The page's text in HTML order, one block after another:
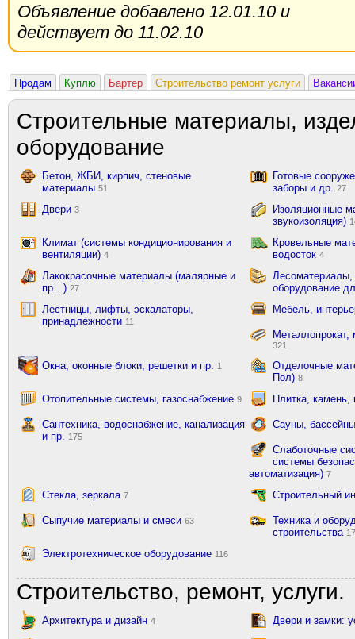
Объявление добавлено 12.01.10 и
действует до 11.02.10
Продам Куплю Бартер Строительство ремонт услуги
Строительные материалы,
оборудование
Бетон, ЖБИ, кирпич, стеновые
материалы 51
Готовые
заборы и др.
27
Двери 3
Изоляционные
звукоизоляция)
Климат (системы кондиционирования и
вентиляции) 4
Кровельные
водосток 4
Лакокрасочные материалы (малярные и
пр…) 27
оборудование
Лестницы, лифты, эскалаторы,
принадлежности 11
Мебель,
321
Окна, оконные блоки, решетки и пр. 1
Отделочные
Пол) 8
Отопительные системы, газоснабжение 9 Плитка,
Сантехника, водоснабжение, канализация
и пр.
175
Сауны,
Слаботочные
системы
автоматизация) 7
Стекла, зеркала 7 Строительный
Сыпучие материалы и смеси 63
Техника и
строительства
Электротехническое оборудование 116
Строительство, ремонт, услуги.
Архитектура и дизайн 4 Двери и замки: